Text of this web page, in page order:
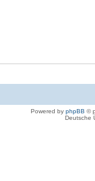
Powered by phpBB ©
Deutsche